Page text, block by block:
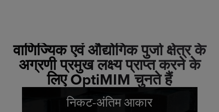
वाणिज्यिक एवं औद्योगिक पुर्जा क्षेत्र के
अग्रणी प्रमुख लक्ष्य प्राप्त करने के
लिए OptiMIM चुनते हैं
निकट-अंतिम आकार